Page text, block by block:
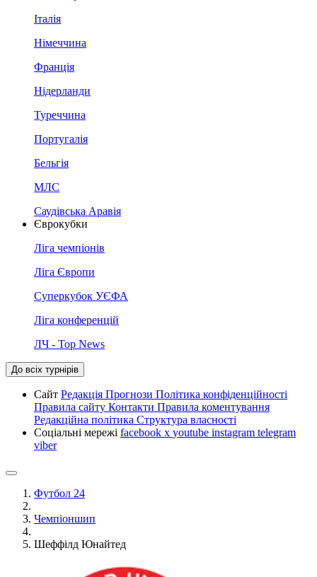
Італія
Німеччина
Франція
Нідерланди
Туреччина
Португалія
Бельгія
МЛС
Саудівська Аравія
Єврокубки
Ліга чемпіонів
Ліга Європи
Суперкубок УЄФА
Ліга конференцій
ЛЧ - Top News
До всіх турнірів
Сайт Редакція Прогнози Політика конфіденційності
Правила сайту Контакти Правила коментування
Редакційна політика Структура власності
Соціальні мережі facebook x youtube instagram telegram
viber
Футбол 24
Чемпіоншип
Шеффілд Юнайтед